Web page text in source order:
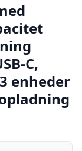
C,
enheder